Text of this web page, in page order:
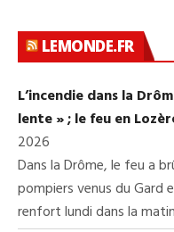
LEMONDE.FR
L’incendie dans la
lente » ; le feu en
2026
Dans la Drôme, le feu a
pompiers venus du Gard
renfort lundi dans la